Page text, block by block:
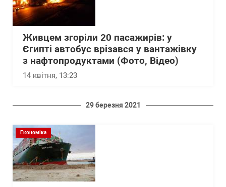
Живцем згоріли 20 пасажирів: у
Єгипті автобус врізався у вантажівку
з нафтопродуктами (Фото, Відео)
14 квітня, 13:23
29 березня 2021
Економіка